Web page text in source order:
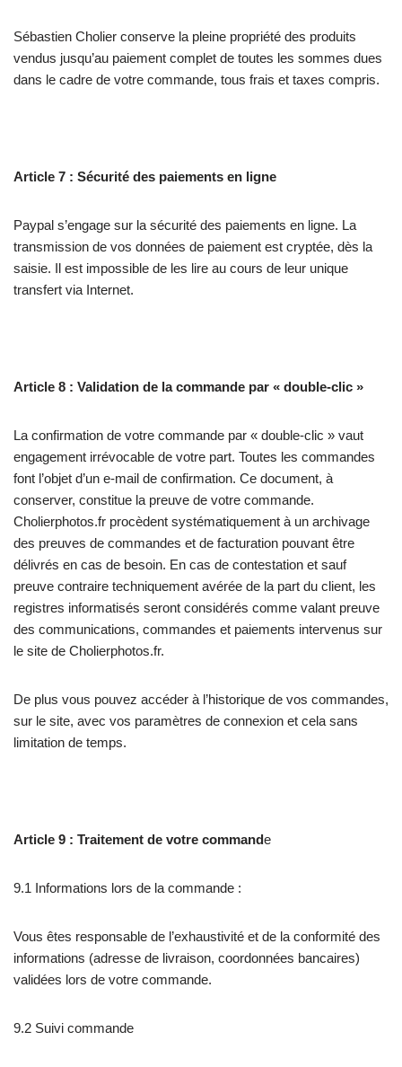
Sébastien Cholier conserve la pleine propriété des produits
vendus jusqu’au paiement complet de toutes les sommes dues
dans le cadre de votre commande, tous frais et taxes compris.
Article 7 : Sécurité des paiements en ligne
Paypal s’engage sur la sécurité des paiements en ligne. La
transmission de vos données de paiement est cryptée, dès la
saisie. Il est impossible de les lire au cours de leur unique
transfert via Internet.
Article 8 : Validation de la commande par « double-clic »
La confirmation de votre commande par « double-clic » vaut
engagement irrévocable de votre part. Toutes les commandes
font l’objet d’un e-mail de confirmation. Ce document, à
conserver, constitue la preuve de votre commande.
Cholierphotos.fr procèdent systématiquement à un archivage
des preuves de commandes et de facturation pouvant être
délivrés en cas de besoin. En cas de contestation et sauf
preuve contraire techniquement avérée de la part du client, les
registres informatisés seront considérés comme valant preuve
des communications, commandes et paiements intervenus sur
le site de Cholierphotos.fr.
De plus vous pouvez accéder à l’historique de vos commandes,
sur le site, avec vos paramètres de connexion et cela sans
limitation de temps.
Article 9 : Traitement de votre commande
9.1 Informations lors de la commande :
Vous êtes responsable de l’exhaustivité et de la conformité des
informations (adresse de livraison, coordonnées bancaires)
validées lors de votre commande.
9.2 Suivi commande